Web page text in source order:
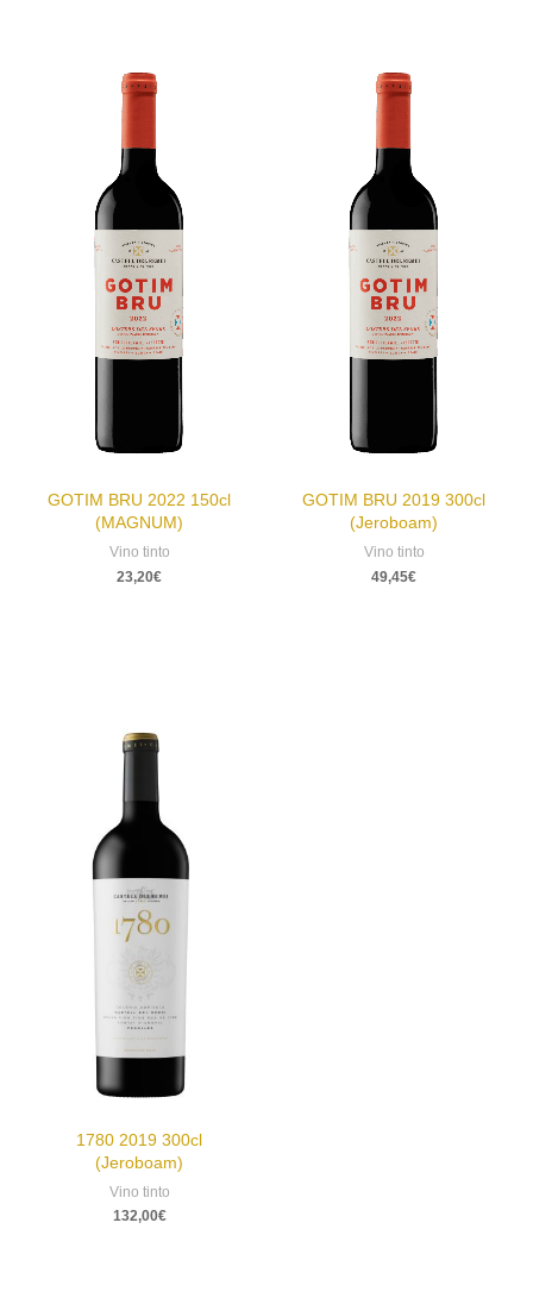
GOTIM BRU 2022 150cl
(MAGNUM)
Vino tinto
23,20€
GOTIM BRU 2019 300cl
(Jeroboam)
Vino tinto
49,45€
1780 2019 300cl
(Jeroboam)
Vino tinto
132,00€